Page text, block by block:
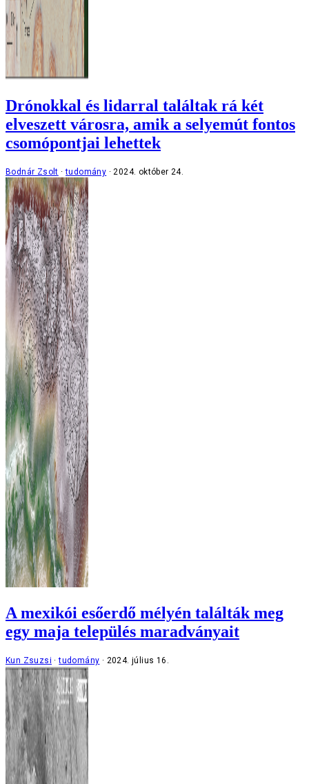
Drónokkal és lidarral találtak rá két
elveszett városra, amik a selyemút fontos
csomópontjai lehettek
Bodnár Zsolt tudomány 2024. október 24.
A mexikói esőerdő mélyén találták meg
egy maja település maradványait
Kun Zsuzsi tudomány 2024. július 16.